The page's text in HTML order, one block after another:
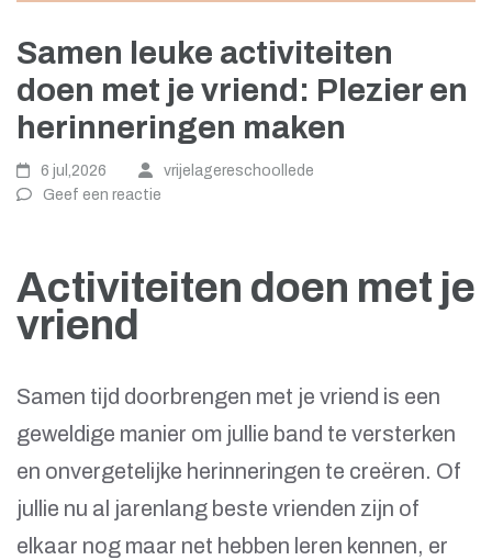
Samen leuke activiteiten
doen met je vriend: Plezier en
herinneringen maken
6 jul,2026
vrijelagereschoollede
Geef een reactie
Activiteiten doen met je
vriend
Samen tijd doorbrengen met je vriend is een
geweldige manier om jullie band te versterken
en onvergetelijke herinneringen te creëren. Of
jullie nu al jarenlang beste vrienden zijn of
elkaar nog maar net hebben leren kennen, er